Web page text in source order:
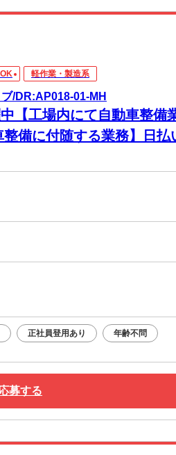
軽作業・製造系
/DR:AP018-01-MH
【工場内にて自動車整備
備に付随する業務】日払
正社員登用あり 年齢不問
募する